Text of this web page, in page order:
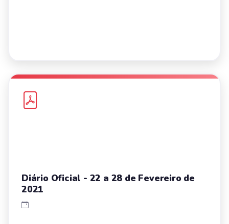
Diário Oficial - 22 a 28 de Fevereiro de
2021